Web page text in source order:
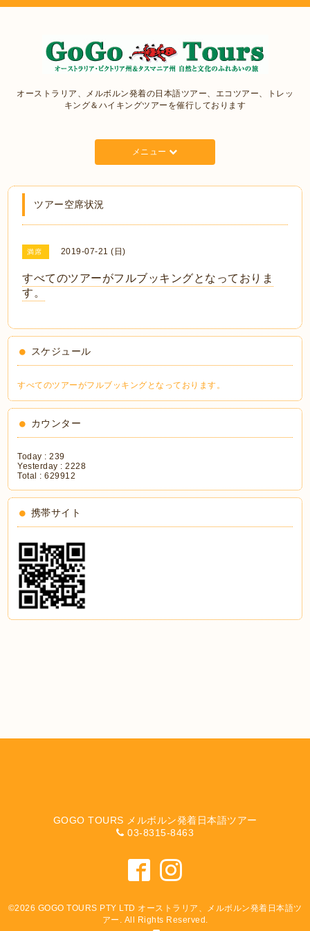
オーストラリア、メルボルン発着の日本語ツアー、エコツアー、トレッ
キング＆ハイキングツアーを催行しております
メニュー
ツアー空席状況
満席 2019-07-21 (日)
すべてのツアーがフルブッキングとなっておりま
す。
スケジュール
すべてのツアーがフルブッキングとなっております。
カウンター
Today :239
Yesterday :2228
Total :629912
携帯サイト
GOGO TOURS メルボルン発着日本語ツアー
03-8315-8463
©2026 GOGO TOURS PTY LTD オーストラリア、メルボルン発着日本語ツ
アー . All Rights Reserved.